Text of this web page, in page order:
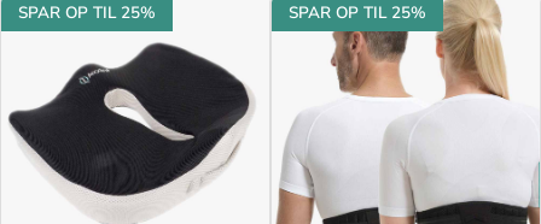
SPAR OP TIL 25% SPAR OP TIL 25%